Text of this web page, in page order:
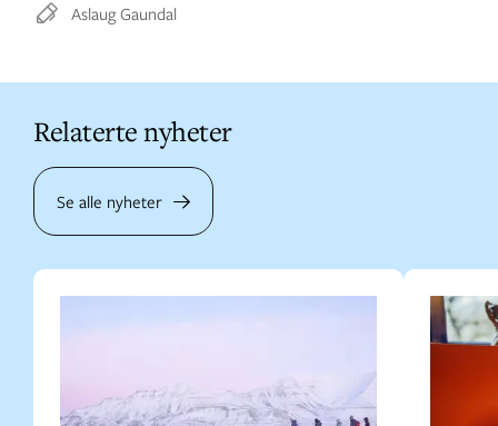
Aslaug Gaundal
Relaterte nyheter
Se alle nyheter